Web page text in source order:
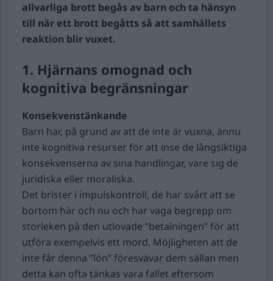
allvarliga brott begås av barn och ta hänsyn
till när ett brott begåtts så att samhällets
reaktion blir vuxet.
1. Hjärnans omognad och
kognitiva begränsningar
Konsekvenstänkande
Barn har, på grund av att de inte är vuxna, ännu
inte kognitiva resurser för att inse de långsiktiga
konsekvenserna av sina handlingar, vare sig de
juridiska eller moraliska.
Det brister i impulskontroll, de har svårt att se
bortom här och nu och har vaga begrepp om
storleken på den utlovade ”betalningen” för att
utföra exempelvis ett mord. Möjligheten att de
inte får denna ”lön” föresvävar dem sällan men
detta kan ofta tänkas vara fallet eftersom